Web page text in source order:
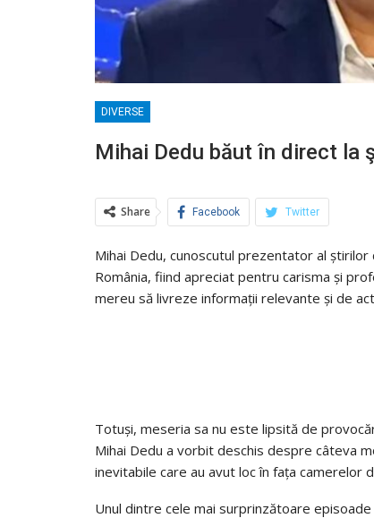
DIVERSE
Mihai Dedu băut în direct la
Share Facebook Twitter
Mihai Dedu, cunoscutul prezentator al
România, fiind apreciat pentru carisma și
mereu să livreze informații relevante și de
Totuși, meseria sa nu este lipsită de
Mihai Dedu a vorbit deschis despre câteva
inevitabile care au avut loc în fața camerelor
Unul dintre cele mai surprinzătoare